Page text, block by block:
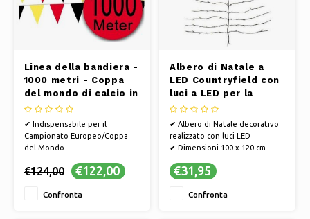
Linea della bandiera -
1000 metri - Coppa
del mondo di calcio in
Germania
✔ Indispensabile per il
Campionato Europeo/Coppa
del Mondo
giardino o la tua strada con
✔ Tifa per la Germania sulla
€124,00 €122,00
Confronta
Albero di Natale a
LED Countryfield con
luci a LED per la
parete, 100 x 120 cm |
136 LED
✔ Albero di Natale decorativo
realizzato con luci LED
✔ Dimensioni 100 x 120 cm
del 2021
esterno
€31,95
Confronta